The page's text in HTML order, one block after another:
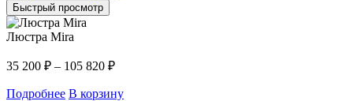
Быстрый просмотр
Люстра Mira
35 200 ₽ – 105 820 ₽
Подробнее В корзину